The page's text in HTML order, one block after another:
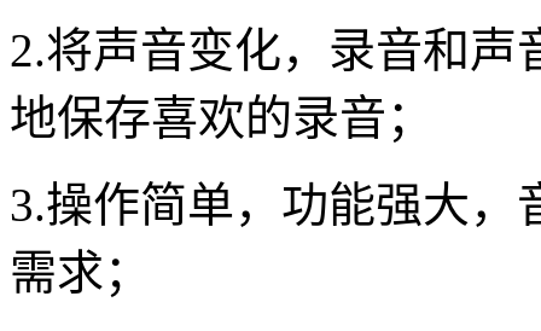
2.将声音变化，录音和
地保存喜欢的录音；
3.操作简单，功能强大
需求；